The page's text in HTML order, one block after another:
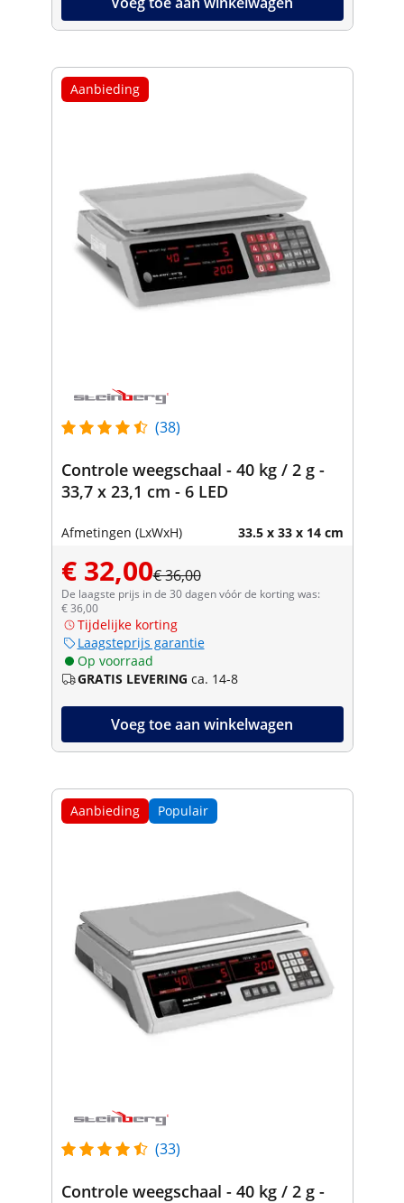
Aanbieding
(38)
Controle weegschaal - 40 kg / 2 g -
33,7 x 23,1 cm - 6 LED
Afmetingen (LxWxH) 33.5 x 33 x 14 cm
€ 32,00€ 36,00
De laagste prijs in de 30 dagen vóór de korting was:
€ 36,00
Tijdelijke korting
Laagsteprijs garantie
Op voorraad
GRATIS LEVERING ca. 14-8
Voeg toe aan winkelwagen
Aanbieding Populair
(33)
Controle weegschaal - 40 kg / 2 g -